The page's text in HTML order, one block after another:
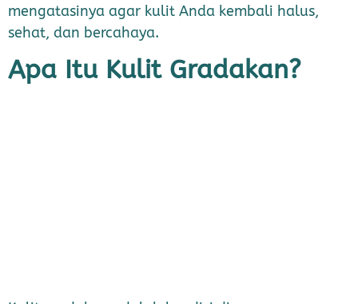
mengatasinya agar kulit Anda kembali halus,
sehat, dan bercahaya.
Apa Itu Kulit Gradakan?